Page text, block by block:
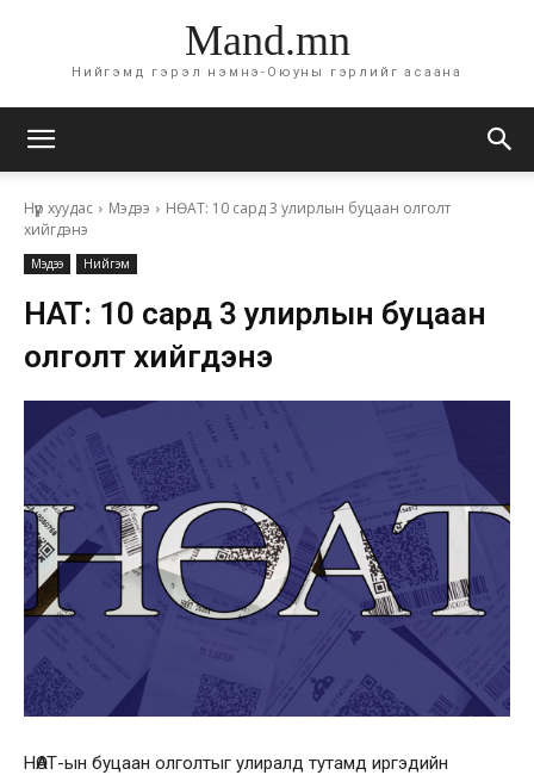
Mand.mn
Нийгэмд гэрэл нэмнэ-Оюуны гэрлийг асаана
Нүүр хуудас Мэдээ
НӨАТ: 10 сард 3 улирлын буцаан олголт
хийгдэнэ
Мэдээ Нийгэм
НӨАТ: 10 сард 3 улирлын буцаан
олголт хийгдэнэ
НӨАТ-ын буцаан олголтыг улиралд тутамд иргэдийн